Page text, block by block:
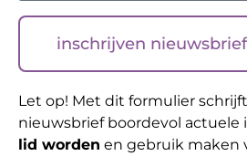
inschrijven nieuwsbrief
Let op! Met dit formulier
nieuwsbrief boordevol actuele
lid worden en gebruik maken